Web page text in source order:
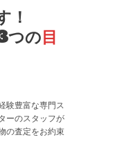
！
つの目
験豊富な専門ス
ーのスタッフが
の査定をお約束